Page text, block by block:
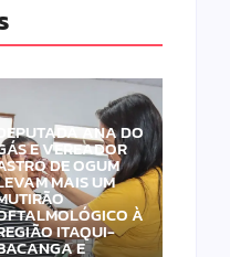
DEPUTADA ANA DO
E VEREADOR
DE OGUM
MAIS UM
À
ITAQUI-
E